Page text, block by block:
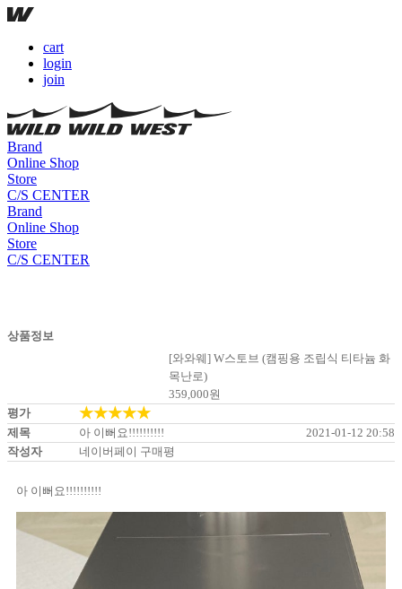
cart
login
join
Brand
Online Shop
Store
C/S CENTER
Brand
Online Shop
Store
C/S CENTER
상품정보
[와와웨] W스토브 (캠핑용 조립식 티타늄 화
목난로)
359,000원
평가
★★★★★
제목 아 이뻐요!!!!!!!!!!
2021-01-12 20:58
작성자
네이버페이 구매평
아 이뻐요!!!!!!!!!!